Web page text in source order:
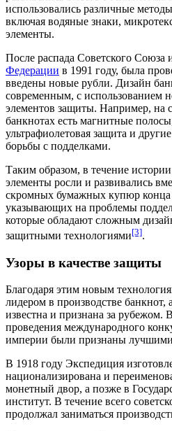
использовались различные
включая водяные знаки,
элементы.
После распада Советского Союза
Федерации в 1991 году, была
введены новые рубли. Дизайн
современным, с использованием
элементов защиты. Например, на
банкнотах есть магнитные
ультрафиолетовая защита и
борьбы с подделками.
Таким образом, в течение
элементы росли и развивались
скромных бумажных купюр конца
указывающих на проблемы
которые обладают сложным
защитными технологиями[3].
Узоры в качестве защиты
Благодаря этим новым
лидером в производстве банкнот,
известна и признана за рубежом. В
проведения международного
империи были признаны
В 1918 году Экспедиция
национализирована и
монетный двор, а позже в
институт. В течение всего
продолжал заниматься